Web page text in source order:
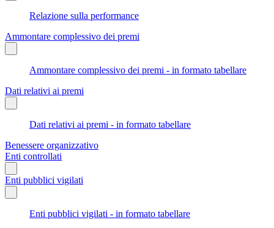
Relazione sulla performance
Ammontare complessivo dei premi
Ammontare complessivo dei premi - in formato tabellare
Dati relativi ai premi
Dati relativi ai premi - in formato tabellare
Benessere organizzativo
Enti controllati
Enti pubblici vigilati
Enti pubblici vigilati - in formato tabellare